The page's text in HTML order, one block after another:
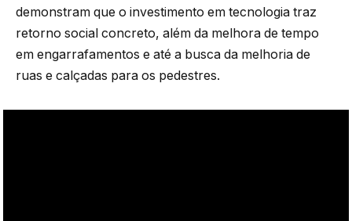
demonstram que o investimento em tecnologia traz
retorno social concreto, além da melhora de tempo
em engarrafamentos e até a busca da melhoria de
ruas e calçadas para os pedestres.